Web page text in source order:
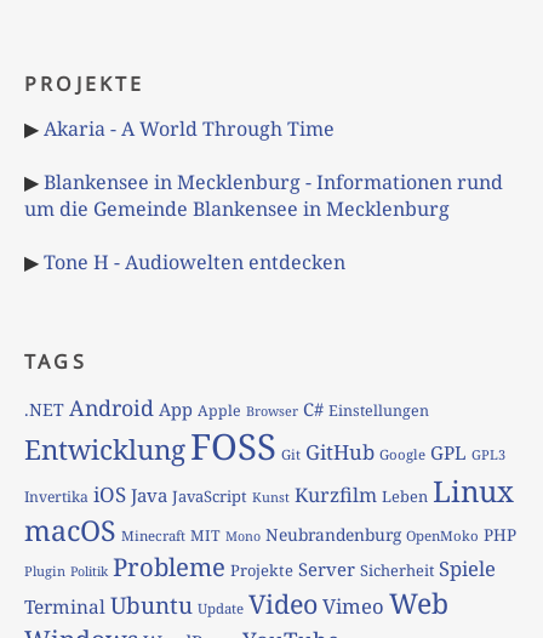
PROJEKTE
▶Akaria - A World Through Time
▶Blankensee in Mecklenburg - Informationen rund
um die Gemeinde Blankensee in Mecklenburg
▶Tone H - Audiowelten entdecken
TAGS
.NET Android App Apple Browser C# Einstellungen
EntwicklungFOSS Git GitHub Google GPL GPL3
Invertika iOS Java JavaScript Kunst Kurzfilm Leben Linux
macOS Minecraft MIT Mono Neubrandenburg OpenMoko PHP
Plugin Politik Probleme Projekte Server Sicherheit Spiele
TerminalUbuntu Update VideoVimeo Web